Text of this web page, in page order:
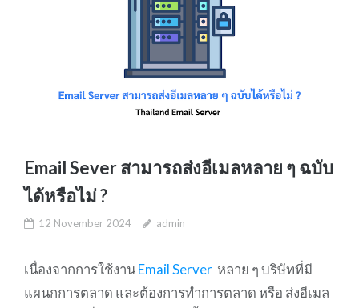
Email Sever สามารถส่งอีเมลหลาย ๆ ฉบับ
ได้หรือไม่ ?
12 November 2024 admin
เนื่องจากการใช้งานEmail Serverหลาย ๆ บริษัทที่มี
แผนกการตลาด และต้องการทำการตลาด หรือ ส่งอีเมล